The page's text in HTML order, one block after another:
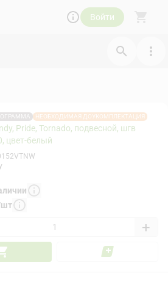
Войти
НЕОБХОДИМАЯ ДОУКОМПЛЕКТАЦИЯ
Pride, Tornado, подвесной, шгв
цвет-белый
шт
+